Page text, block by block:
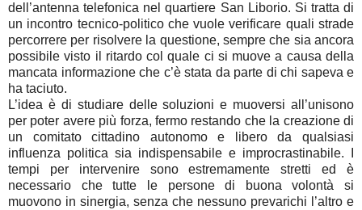
dell’antenna telefonica nel quartiere San Liborio. Si tratta di
un incontro tecnico-politico che vuole verificare quali strade
percorrere per risolvere la questione, sempre che sia ancora
possibile visto il ritardo col quale ci si muove a causa della
mancata informazione che c’è stata da parte di chi sapeva e
ha taciuto.
L’idea è di studiare delle soluzioni e muoversi all’unisono
per poter avere più forza, fermo restando che la creazione di
un comitato cittadino autonomo e libero da qualsiasi
influenza politica sia indispensabile e improcrastinabile. I
tempi per intervenire sono estremamente stretti ed è
necessario che tutte le persone di buona volontà si
muovono in sinergia, senza che nessuno prevarichi l’altro e